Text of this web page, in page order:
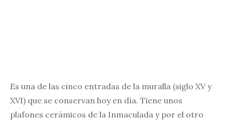
Es una de las cinco entradas de la muralla (siglo XV y
XVI) que se conservan hoy en día. Tiene unos
plafones cerámicos de la Inmaculada y por el otro